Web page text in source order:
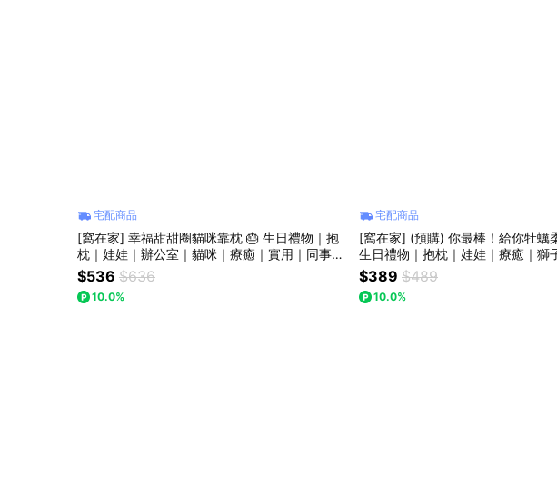
宅配商品
[窩在家] 幸福甜甜圈貓咪靠枕 🎂 生日禮物｜抱
枕｜娃娃｜辦公室｜貓咪｜療癒｜實用｜同事｜
上班族｜貓奴｜獅子座｜七夕禮物
$536 $636
10.0%
宅配商品
[窩在家] (預購) 你最棒！給你牡蠣
生日禮物｜抱枕｜娃娃｜療癒｜獅
物｜父親節
$389 $489
10.0%